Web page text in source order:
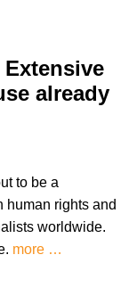
already
to be a
human rights and
worldwide.
more …